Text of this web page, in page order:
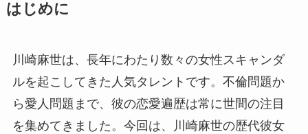
はじめに
川崎麻世は、長年にわたり数々の女性スキャンダ
ルを起こしてきた人気タレントです。不倫問題か
ら愛人問題まで、彼の恋愛遍歴は常に世間の注目
を集めてきました。今回は、川崎麻世の歴代彼女